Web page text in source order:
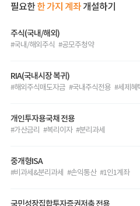
필요한한 가지 계좌개설하기
주식(국내/해외)
#국내/해외주식 #공모주청약
RIA(국내시장 복귀)
#해외주식매도자금 #국내주식전용 #세제혜
개인투자용국채 전용
#가산금리 #복리이자 #분리과세
중개형ISA
#비과세&분리과세 #손익통산 #1인1계좌
국민성장집합투자증권저축 전용